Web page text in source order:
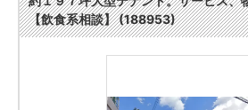
【飲食系相談】 (188953)